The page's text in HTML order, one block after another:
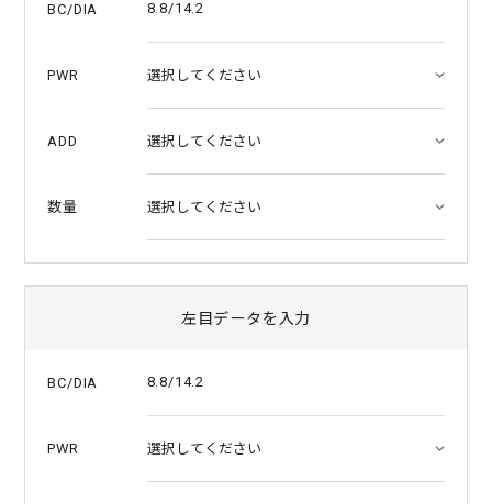
n
BC/DIA 8.8/14.2
PWR
ADD
数量
左目データを入力
BC/DIA 8.8/14.2
PWR